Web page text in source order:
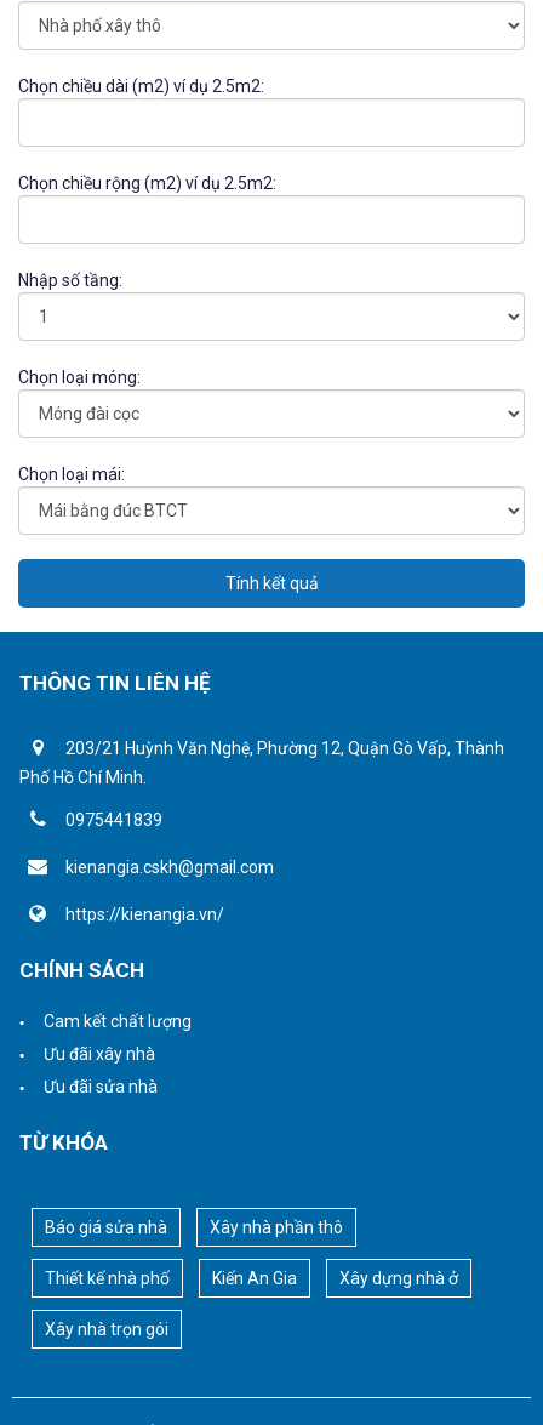
Chọn chiều dài (m2) ví dụ 2.5m2:
Chọn chiều rộng (m2) ví dụ 2.5m2:
Nhập số tầng:
Chọn loại móng:
Chọn loại mái:
Tính kết quả
THÔNG TIN LIÊN HỆ
203/21 Huỳnh Văn Nghệ, Phường 12, Quận Gò Vấp, Thành
Phố Hồ Chí Minh.
0975441839
kienangia.cskh@gmail.com
https://kienangia.vn/
CHÍNH SÁCH
Cam kết chất lượng
Ưu đãi xây nhà
Ưu đãi sửa nhà
TỪ KHÓA
Báo giá sửa nhà Xây nhà phần thô
Thiết kế nhà phố Kiến An Gia Xây dựng nhà ở
Xây nhà trọn gói